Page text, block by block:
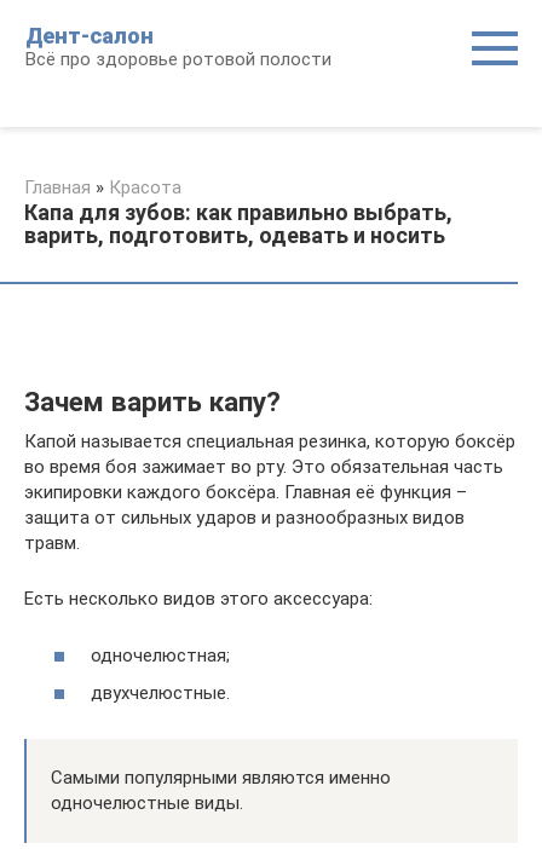
контенту
Дент-салон
Всё про здоровье ротовой полости
Главная » Красота
Капа для зубов: как правильно выбрать,
варить, подготовить, одевать и носить
Зачем варить капу?
Капой называется специальная резинка, которую боксёр
во время боя зажимает во рту. Это обязательная часть
экипировки каждого боксёра. Главная её функция –
защита от сильных ударов и разнообразных видов
травм.
Есть несколько видов этого аксессуара:
одночелюстная;
двухчелюстные.
Самыми популярными являются именно
одночелюстные виды.